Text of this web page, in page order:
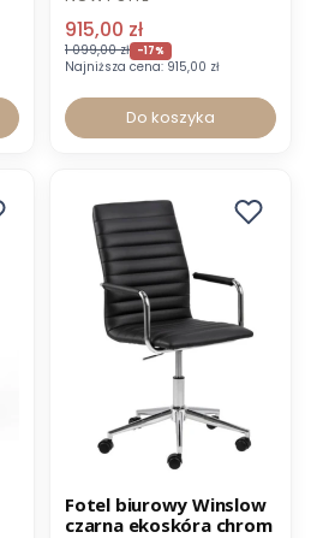
915,00 zł
1 099,00 zł -17%
Najniższa cena: 915,00 zł
Do koszyka
Promocja
Fotel biurowy Winslow
czarna ekoskóra chrom